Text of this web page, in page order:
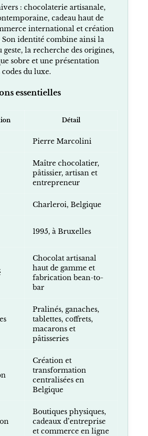
: chocolaterie artisanale,
cadeau haut de
international et création
Son identité combine ainsi la
la recherche des origines,
sobre et une présentation
du luxe.
essentielles
Détail
Pierre Marcolini
Maître chocolatier,
pâtissier, artisan et
entrepreneur
Charleroi, Belgique
1995, à Bruxelles
Chocolat artisanal
haut de gamme et
fabrication bean-to-
bar
Pralinés, ganaches,
tablettes, coffrets,
macarons et
pâtisseries
Création et
transformation
centralisées en
Belgique
Boutiques physiques,
cadeaux d’entreprise
et commerce en ligne